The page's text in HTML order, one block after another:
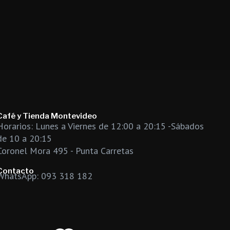
y Tienda Montevideo
Lunes a Viernes de 12:00 a 20:15 -Sábados
10 a 20:15
Mora 495 - Punta Carretas
093 318 182